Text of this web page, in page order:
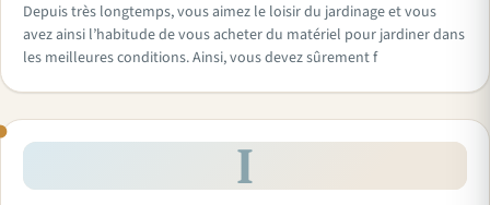
Depuis très longtemps, vous aimez le loisir du jardinage et vous
avez ainsi l’habitude de vous acheter du matériel pour jardiner dans
les meilleures conditions. Ainsi, vous devez sûrement f
I